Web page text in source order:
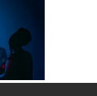
vers un point
uniquement
au panier, basé
calculés dans le